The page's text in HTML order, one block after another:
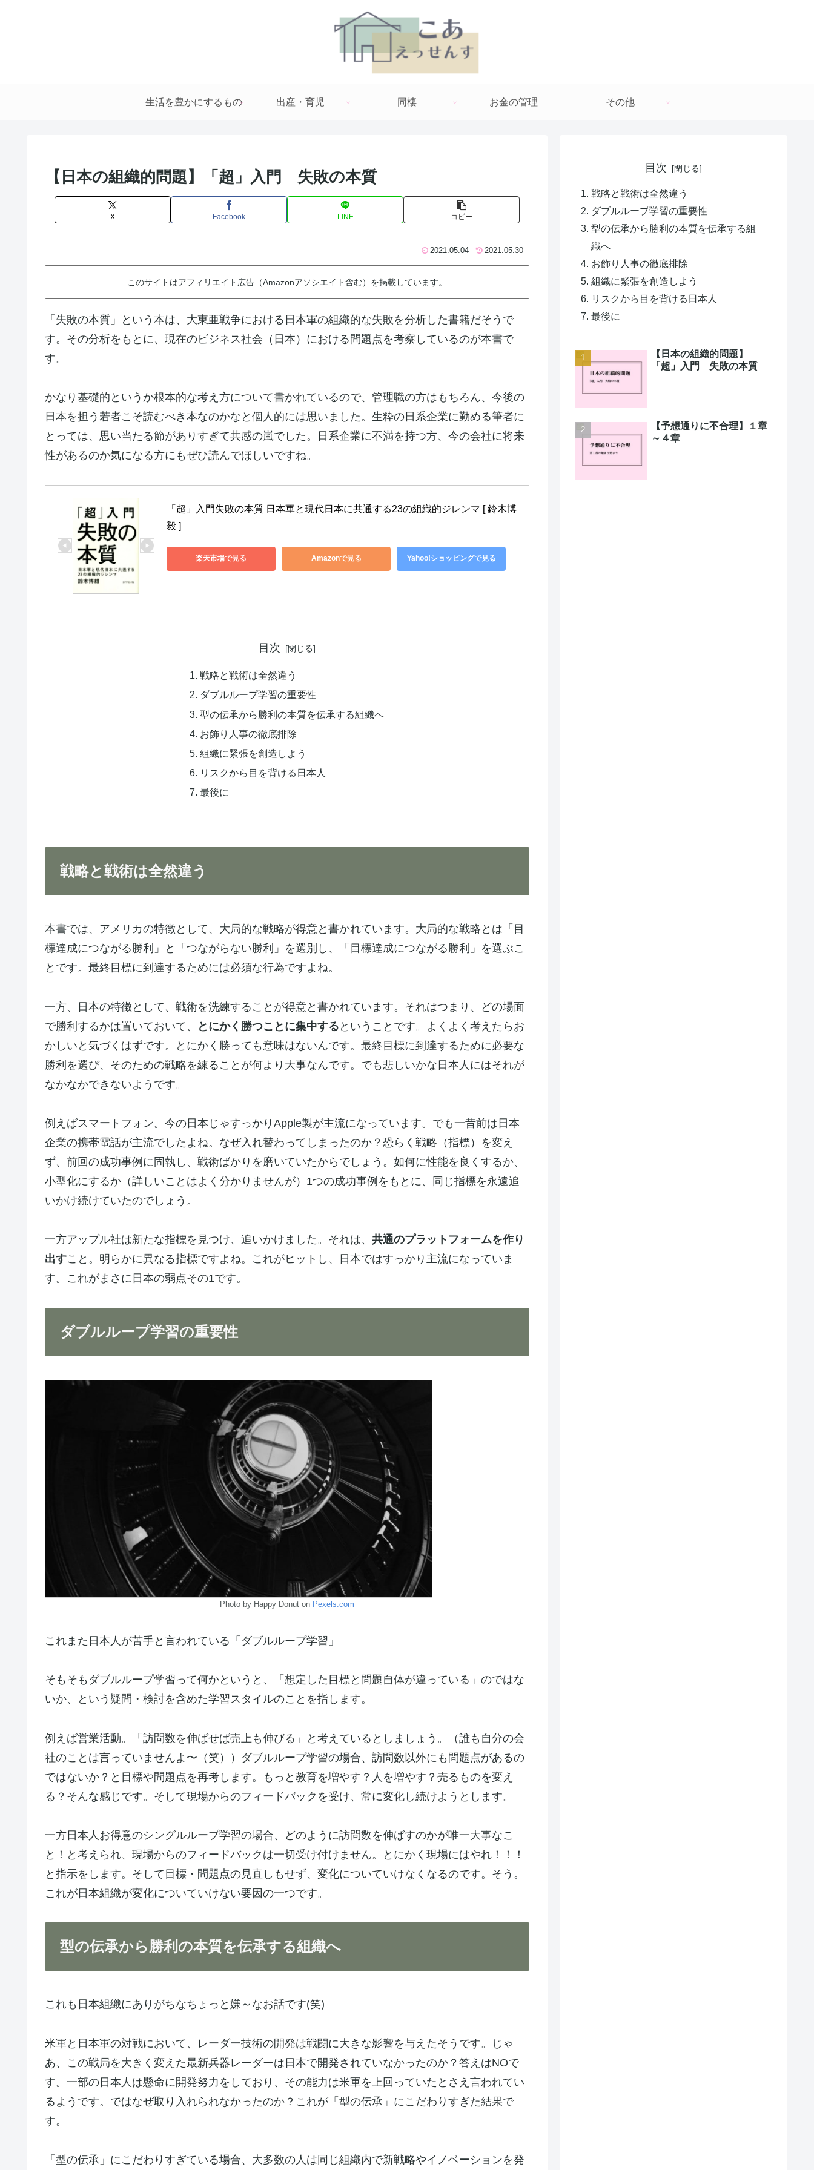
生活を豊かにするもの 出産・育児 同棲 お金の管理 その他
【日本の組織的問題】「超」入門 失敗の本質
X Facebook LINE コピー
2021.05.04 2021.05.30
このサイトはアフィリエイト広告（Amazonアソシエイト含む）を掲載しています。
「失敗の本質」という本は、大東亜戦争における日本軍の組織的な失敗を分析した書籍だそうで
す。その分析をもとに、現在のビジネス社会（日本）における問題点を考察しているのが本書で
す。
かなり基礎的というか根本的な考え方について書かれているので、管理職の方はもちろん、今後の
日本を担う若者こそ読むべき本なのかなと個人的には思いました。生粋の日系企業に勤める筆者に
とっては、思い当たる節がありすぎて共感の嵐でした。日系企業に不満を持つ方、今の会社に将来
性があるのか気になる方にもぜひ読んでほしいですね。
「超」入門失敗の本質 日本軍と現代日本に共通する23の組織的ジレンマ [ 鈴木博
毅 ]
楽天市場で見る Amazonで見る Yahoo!ショッピングで見る
目次
戦略と戦術は全然違う
ダブルループ学習の重要性
型の伝承から勝利の本質を伝承する組織へ
お飾り人事の徹底排除
組織に緊張を創造しよう
リスクから目を背ける日本人
最後に
戦略と戦術は全然違う
本書では、アメリカの特徴として、大局的な戦略が得意と書かれています。大局的な戦略とは「目
標達成につながる勝利」と「つながらない勝利」を選別し、「目標達成につながる勝利」を選ぶこ
とです。最終目標に到達するためには必須な行為ですよね。
一方、日本の特徴として、戦術を洗練することが得意と書かれています。それはつまり、どの場面
で勝利するかは置いておいて、
とにかく勝つことに集中する ということです。よくよく考えたらお
かしいと気づくはずです。とにかく勝っても意味はないんです。最終目標に到達するために必要な
勝利を選び、そのための戦略を練ることが何より大事なんです。でも悲しいかな日本人にはそれが
なかなかできないようです。
例えばスマートフォン。今の日本じゃすっかりApple製が主流になっています。でも一昔前は日本
企業の携帯電話が主流でしたよね。なぜ入れ替わってしまったのか？恐らく戦略（指標）を変え
ず、前回の成功事例に固執し、戦術ばかりを磨いていたからでしょう。如何に性能を良くするか、
小型化にするか（詳しいことはよく分かりませんが）1つの成功事例をもとに、同じ指標を永遠追
いかけ続けていたのでしょう。
一方アップル社は新たな指標を見つけ、追いかけました。それは、 共通のプラットフォームを作り
出すこと。明らかに異なる指標ですよね。これがヒットし、日本ではすっかり主流になっていま
す。これがまさに日本の弱点その1です。
ダブルループ学習の重要性
Photo by Happy Donut on Pexels.com
これまた日本人が苦手と言われている「ダブルループ学習」
そもそもダブルループ学習って何かというと、「想定した目標と問題自体が違っている」のではな
いか、という疑問・検討を含めた学習スタイルのことを指します。
例えば営業活動。「訪問数を伸ばせば売上も伸びる」と考えているとしましょう。（誰も自分の会
社のことは言っていませんよ〜（笑））ダブルループ学習の場合、訪問数以外にも問題点があるの
ではないか？と目標や問題点を再考します。もっと教育を増やす？人を増やす？売るものを変え
る？そんな感じです。そして現場からのフィードバックを受け、常に変化し続けようとします。
一方日本人お得意のシングルループ学習の場合、どのように訪問数を伸ばすのかが唯一大事なこ
と！と考えられ、現場からのフィードバックは一切受け付けません。とにかく現場にはやれ！！！
と指示をします。そして目標・問題点の見直しもせず、変化についていけなくなるのです。そう。
これが日本組織が変化についていけない要因の一つです。
型の伝承から勝利の本質を伝承する組織へ
これも日本組織にありがちなちょっと嫌～なお話です(笑)
米軍と日本軍の対戦において、レーダー技術の開発は戦闘に大きな影響を与えたそうです。じゃ
あ、この戦局を大きく変えた最新兵器レーダーは日本で開発されていなかったのか？答えはNOで
す。一部の日本人は懸命に開発努力をしており、その能力は米軍を上回っていたとさえ言われてい
るようです。ではなぜ取り入れられなかったのか？これが「型の伝承」にこだわりすぎた結果で
す。
「型の伝承」にこだわりすぎている場合、大多数の人は同じ組織内で新戦略やイノベーションを発
目次
戦略と戦術は全然違う
ダブルループ学習の重要性
型の伝承から勝利の本質を伝承する組
織へ
お飾り人事の徹底排除
組織に緊張を創造しよう
リスクから目を背ける日本人
最後に
【日本の組織的問題】
「超」入門 失敗の本質
【予想通りに不合理】１章
～４章